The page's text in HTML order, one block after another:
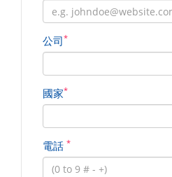
公司*
國家*
電話 *